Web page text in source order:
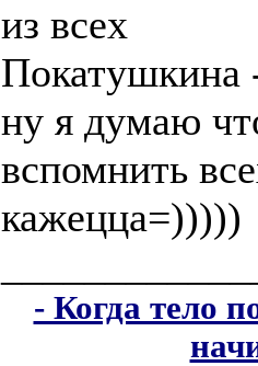
из всех
Покатушкина
ну я думаю
вспомнить
кажецца=)))))
- Когда тело